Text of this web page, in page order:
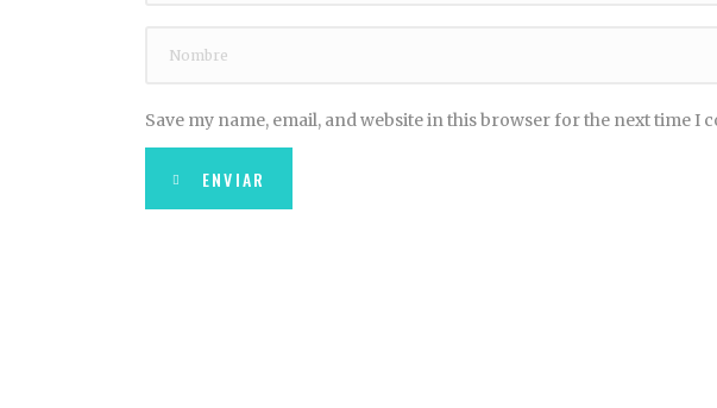
Save my name, email, and website in this browser for the next time I
ENVIAR